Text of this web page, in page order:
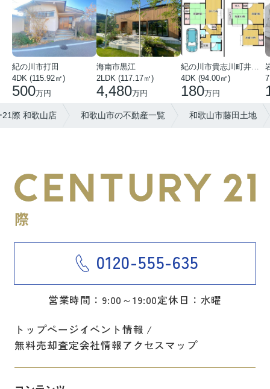
紀の川市打田
4DK (115.92㎡)
500万円
海南市黒江
2LDK (117.17㎡)
4,480万円
紀の川市貴志川町井ノ口
4DK (94.00㎡)
180万円
際 和歌山店 和歌山市の不動産一覧 和歌山市藤田土地
0120-555-635
営業時間：9:00～19:00定休日：水曜
トップページイベント情報
無料売却査定会社情報アクセスマップ